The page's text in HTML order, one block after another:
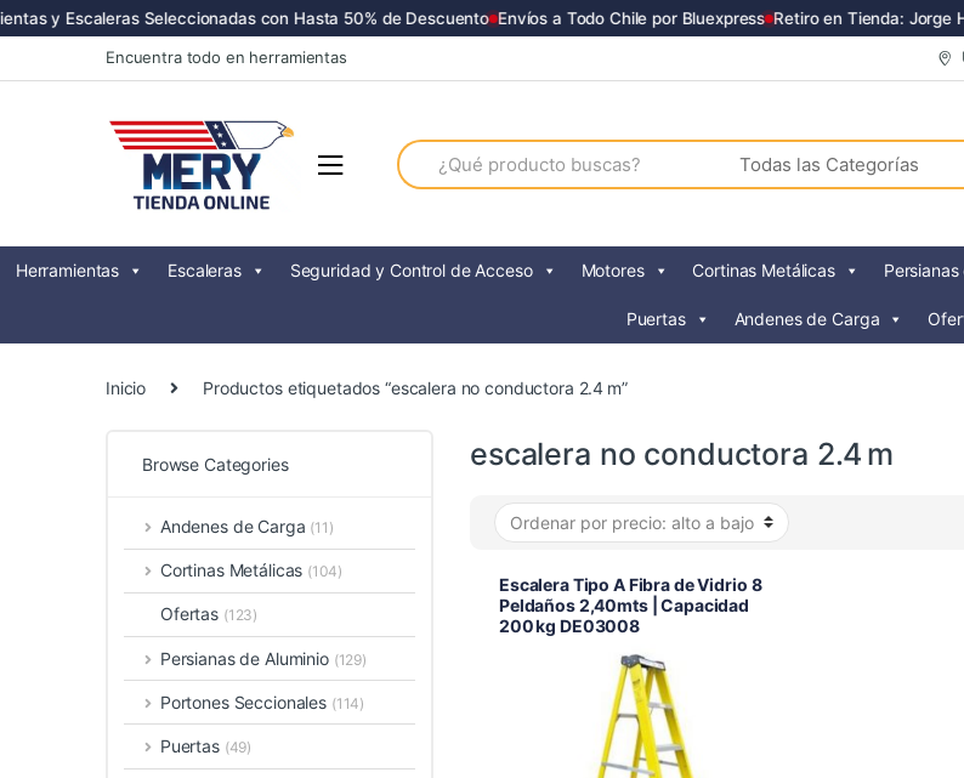
y Escaleras Seleccionadas con Hasta 50% de Descuento Envíos a Todo Chile por Bluexpress Retiro en Tienda: Jorge
to
to
Encuentra todo en herramientas
Search
for:
Herramientas Escaleras Seguridad y Control de Acceso Motores Cortinas Metálicas
Puertas Andenes de Carga
Inicio Productos etiquetados “escalera no conductora 2.4 m”
escalera no conductora 2.4 m
Escalera Tipo A Fibra de Vidrio 8
Peldaños 2,40mts | Capacidad
200 kg DE03008
Browse Categories
Andenes de Carga (11)
Cortinas Metálicas (104)
Ofertas (123)
Persianas de Aluminio (129)
Portones Seccionales (114)
Puertas (49)